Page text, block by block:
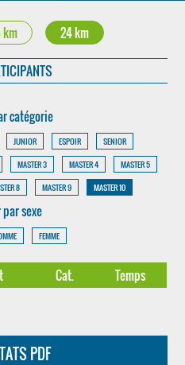
km 24 km
catégorie
JUNIOR ESPOIR
SENIOR
MASTER 3 MASTER 4
MASTER 5
8 MASTER 9 MASTER 10
sexe
FEMME
Cat. Temps
PDF